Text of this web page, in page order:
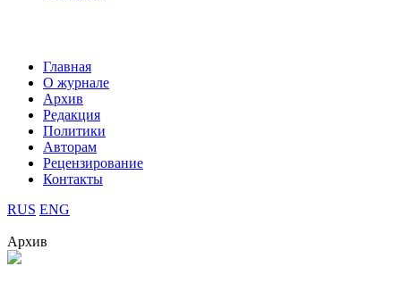
Главная
О журнале
Архив
Редакция
Политики
Авторам
Рецензирование
Контакты
RUS ENG
Архив